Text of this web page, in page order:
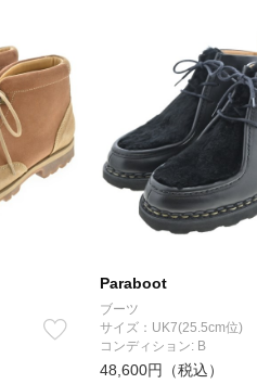
Paraboot
ブーツ
サイズ：UK7(25.5cm位)
コンディション: B
48,600円（税込）